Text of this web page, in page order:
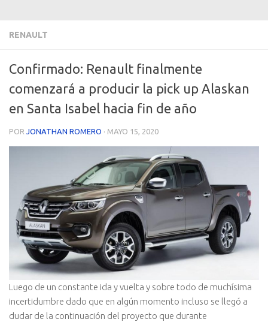
RENAULT
Confirmado: Renault finalmente
comenzará a producir la pick up Alaskan
en Santa Isabel hacia fin de año
POR JONATHAN ROMERO · MAYO 15, 2020
Luego de un constante ida y vuelta y sobre todo de muchísima
incertidumbre dado que en algún momento incluso se llegó a
dudar de la continuación del proyecto que durante